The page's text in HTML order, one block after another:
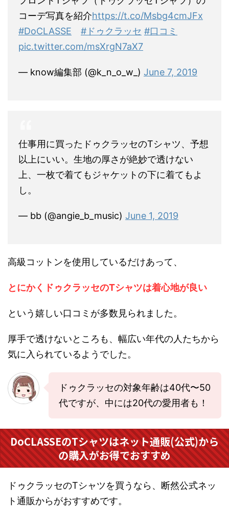
コーデ写真を紹介https://t.co/Msbg4cmJFx
#DoCLASSE
#ドゥクラッセ #口コミ
pic.twitter.com/msXrgN7aX7
— know編集部 (@k_n_o_w_) June 7, 2019
仕事用に買ったドゥクラッセのTシャツ、予想
以上にいい。生地の厚さが絶妙で透けない
上、一枚で着てもジャケットの下に着てもよ
し。
— bb (@angie_b_music) June 1, 2019
高級コットンを使用しているだけあって、
とにかくドゥクラッセのTシャツは着心地が良い
という嬉しい口コミが多数見られました。
厚手で透けないところも、幅広い年代の人たちから
気に入られているようでした。
ドゥクラッセの対象年齢は40代〜50
代ですが、中には20代の愛用者も！
DoCLASSEのTシャツはネット通販(公式)から
の購入がお得でおすすめ
ドゥクラッセのTシャツを買うなら、断然公式ネッ
ト通販からがおすすめです。